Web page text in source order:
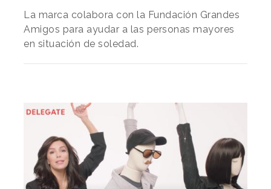
La marca colabora con la Fundación Grandes
Amigos para ayudar a las personas mayores
en situación de soledad.